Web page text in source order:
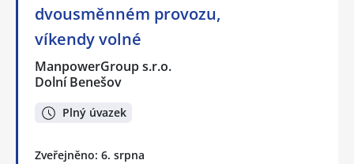
dvousměnném provozu,
víkendy volné
ManpowerGroup s.r.o.
Dolní Benešov
Plný úvazek
Zveřejněno: 6. srpna